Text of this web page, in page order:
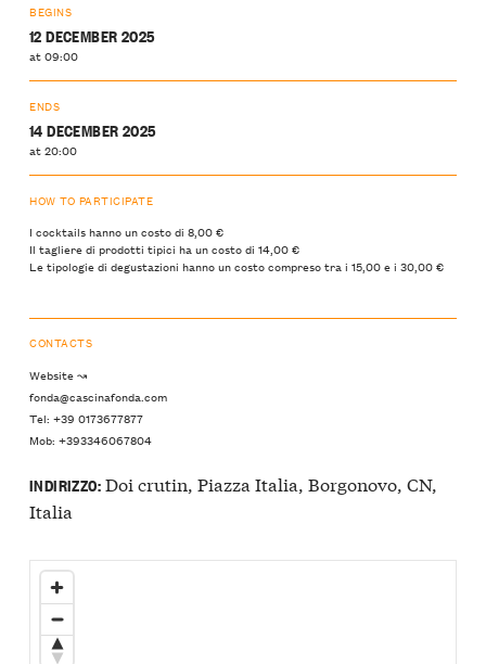
BEGINS
12 DECEMBER 2025
at 09:00
ENDS
14 DECEMBER 2025
at 20:00
HOW TO PARTICIPATE
I cocktails hanno un costo di 8,00 €
Il tagliere di prodotti tipici ha un costo di 14,00 €
Le tipologie di degustazioni hanno un costo compreso tra i 15,00 e i 30,00 €
CONTACTS
Website ↝
fonda@cascinafonda.com
Tel: +39 0173677877
Mob: +393346067804
INDIRIZZO:Doi crutin, Piazza Italia, Borgonovo, CN,
Italia